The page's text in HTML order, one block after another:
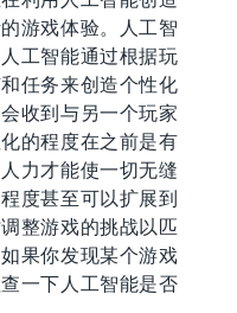
游戏体验。人工智
工智能通过根据玩
任务来创造个性化
收到与另一个玩家
的程度在之前是有
力才能使一切无缝
度甚至可以扩展到
整游戏的挑战以匹
果你发现某个游戏
一下人工智能是否